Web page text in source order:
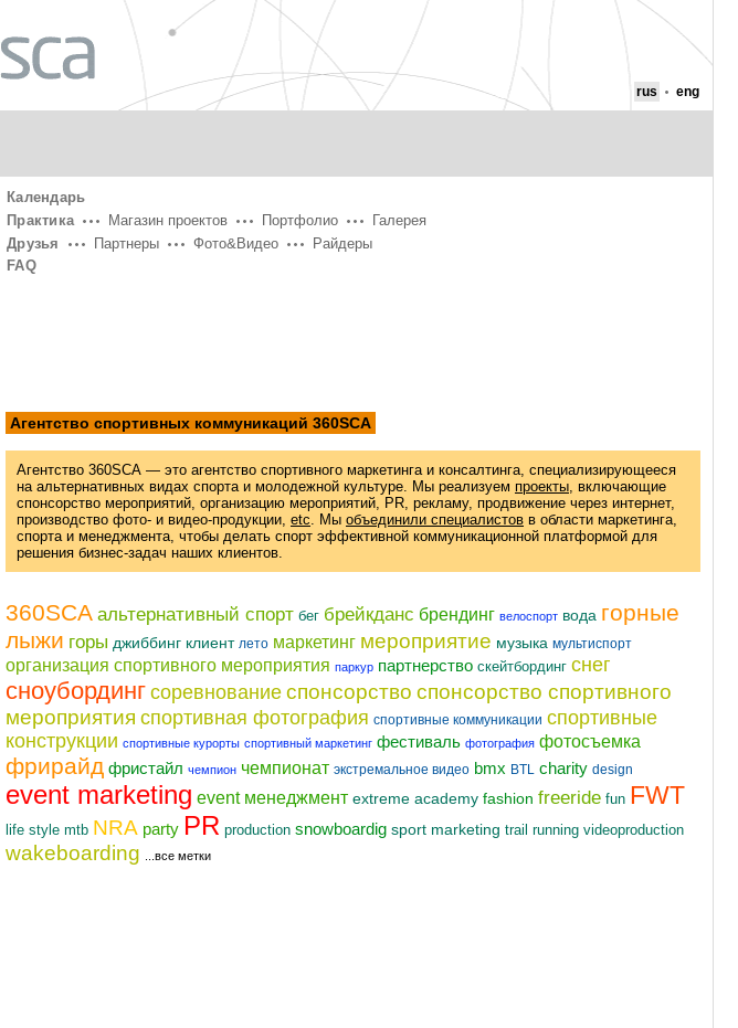
SCA
rus eng
Календарь
Практика
Магазин проектов Портфолио
Галерея
Друзья
Партнеры Фото&Видео
Райдеры
FAQ
Агентство спортивных коммуникаций 360SCA
Агентство 360SCA — это агентство спортивного маркетинга и консалтинга, специализирующееся
на альтернативных видах спорта и молодежной культуре. Мы реализуем проекты , включающие
спонсорство мероприятий, организацию мероприятий, PR, рекламу, продвижение через интернет,
производство фото- и видео-продукции etc . Мы объединили специалистов в области маркетинга,
спорта и менеджмента, чтобы делать спорт эффективной коммуникационной платформой для
решения бизнес-задач наших клиентов.
360SCA альтернативный спорт бег брейкданс брендинг велоспорт вода горные
лыжи горы джиббинг клиент лето маркетинг мероприятие музыка мультиспорт
организация спортивного мероприятия паркур партнерство скейтбординг снег
сноубординг соревнование спонсорство спонсорство спортивного
мероприятия спортивная фотография спортивные коммуникации спортивные
конструкции спортивные курорты спортивный маркетинг фестиваль фотография фотосъемка
фрирайд фристайл чемпион чемпионат экстремальное видео bmx BTL charity design
event marketing event менеджмент extreme academy fashion freeride fun FWT
life style mtb NRA party PR production snowboardig sport marketing trail running videoproduction
wakeboarding ...все метки